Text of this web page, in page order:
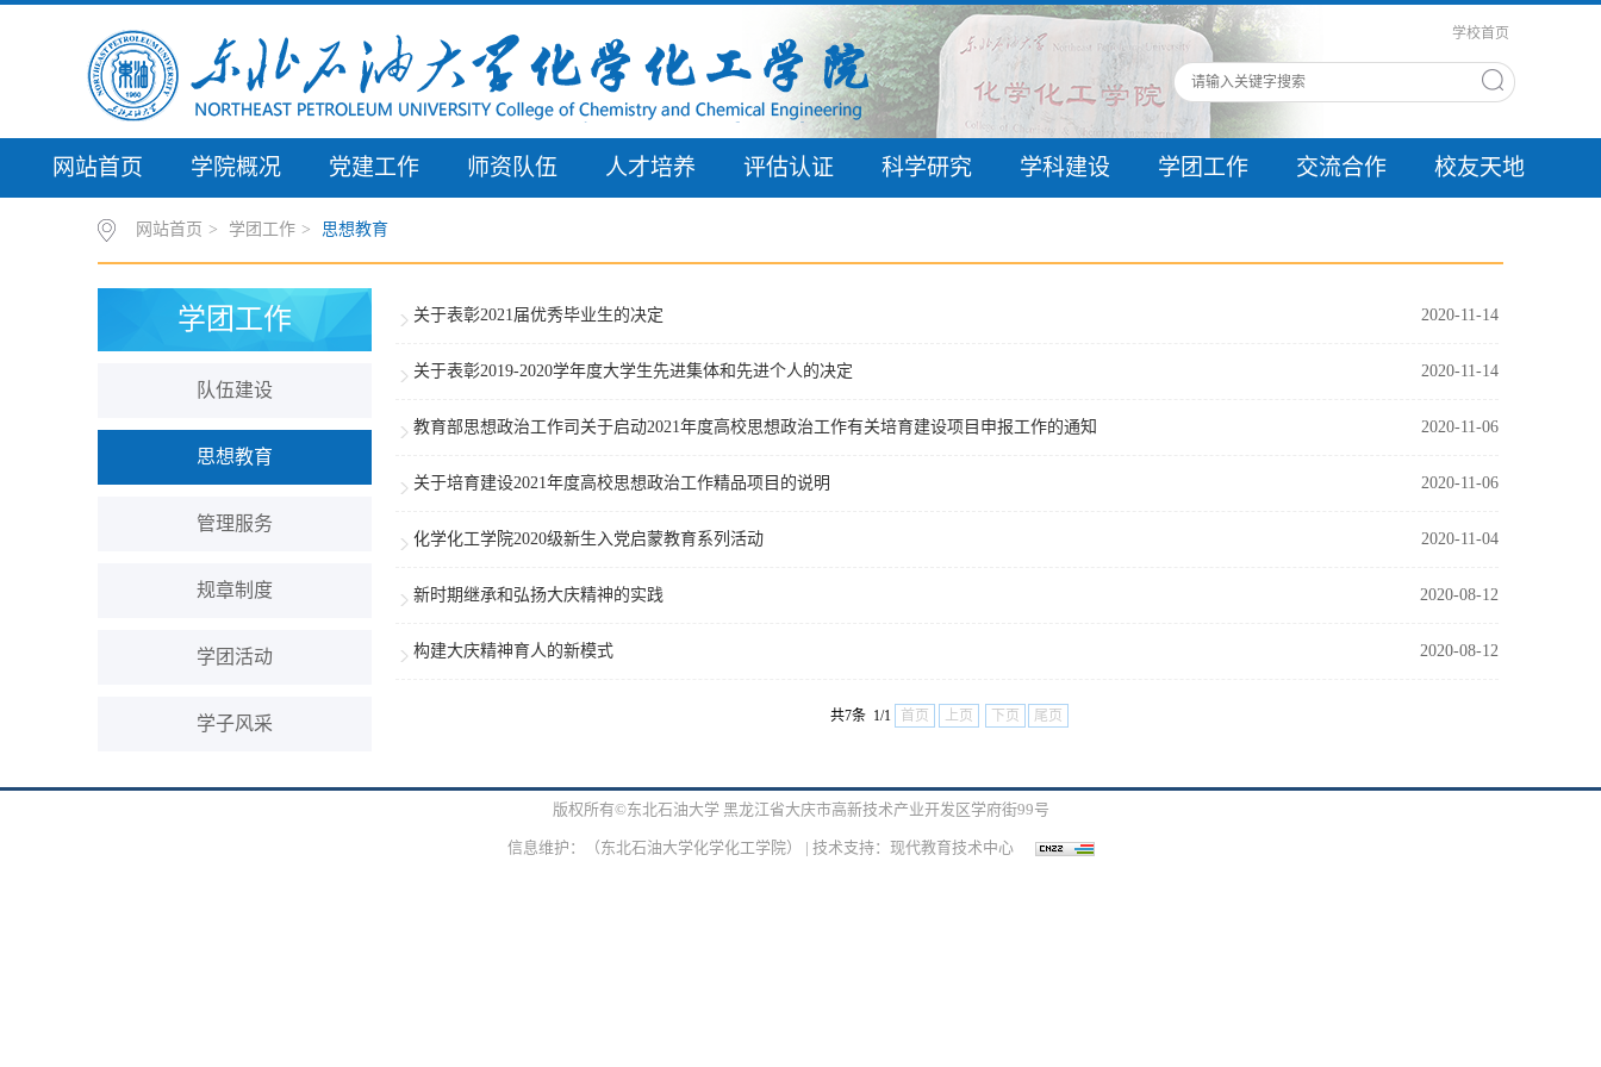
学校首页
网站首页 学院概况 党建工作 师资队伍 人才培养 评估认证 科学研究 学科建设 学团工作 交流合作 校友天地
网站首页 > 学团工作 > 思想教育
学团工作
队伍建设
思想教育
管理服务
规章制度
学团活动
学子风采
2020-11-14
关于表彰2021届优秀毕业生的决定
2020-11-14
关于表彰2019-2020学年度大学生先进集体和先进个人的决定
2020-11-06
教育部思想政治工作司关于启动2021年度高校思想政治工作有关培育建设项目申报工作的通知
2020-11-06
关于培育建设2021年度高校思想政治工作精品项目的说明
2020-11-04
化学化工学院2020级新生入党启蒙教育系列活动
2020-08-12
新时期继承和弘扬大庆精神的实践
2020-08-12
构建大庆精神育人的新模式
共7条 1/1 首页 上页 下页 尾页
版权所有©东北石油大学 黑龙江省大庆市高新技术产业开发区学府街99号
信息维护：（东北石油大学化学化工学院） | 技术支持：现代教育技术中心